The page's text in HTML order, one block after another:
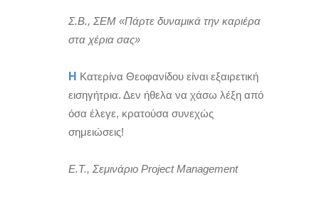
Σ.Β., ΣΕΜ «Πάρτε δυναμικά την καριέρα
στα χέρια σας»
Η Κατερίνα Θεοφανίδου είναι εξαιρετική
εισηγήτρια. Δεν ήθελα να χάσω λέξη από
όσα έλεγε, κρατούσα συνεχώς
σημειώσεις!
Ε.Τ., Σεμινάριο Project Management